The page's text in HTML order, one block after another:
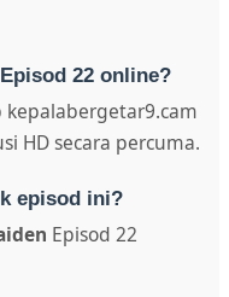
22 online?
HD secara percuma.
episod ini?
Episod 22